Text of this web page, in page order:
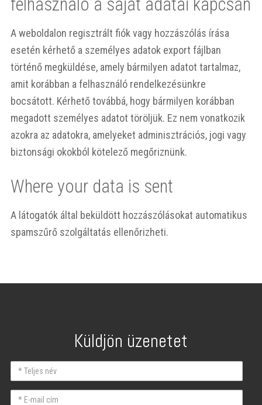
felhasználó a saját adatai kapcsán
A weboldalon regisztrált fiók vagy hozzászólás írása
esetén kérhető a személyes adatok export fájlban
történő megküldése, amely bármilyen adatot tartalmaz,
amit korábban a felhasználó rendelkezésünkre
bocsátott. Kérhető továbbá, hogy bármilyen korábban
megadott személyes adatot töröljük. Ez nem vonatkozik
azokra az adatokra, amelyeket adminisztrációs, jogi vagy
biztonsági okokból kötelező megőriznünk.
Where your data is sent
A látogatók által beküldött hozzászólásokat automatikus
spamszűrő szolgáltatás ellenőrizheti.
Küldjön üzenetet
Teljes
E-